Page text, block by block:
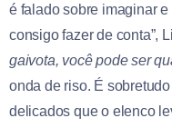
é falado sobre imaginar
consigo fazer de conta”,
gaivota, você pode ser
onda de riso. É
delicados que o elenco